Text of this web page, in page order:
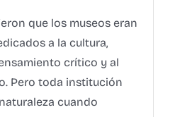
que los museos eran
a la cultura,
crítico y al
Pero toda institución
cuando